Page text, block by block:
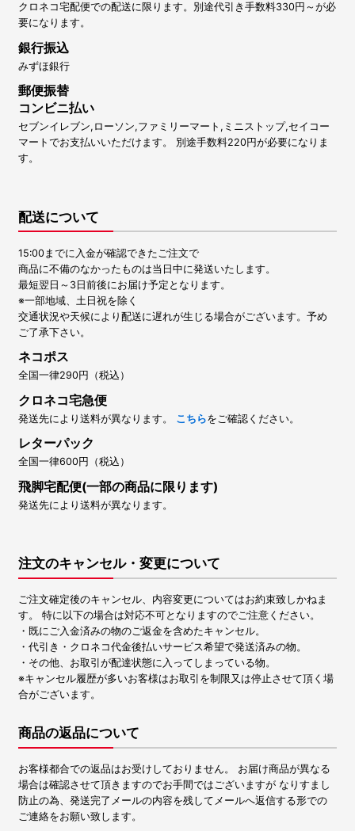
クロネコ宅配便での配送に限ります。別途代引き手数料330円～が必
要になります。
銀行振込
みずほ銀行
郵便振替
コンビニ払い
セブンイレブン,ローソン,ファミリーマート,ミニストップ,セイコー
マートでお支払いいただけます。 別途手数料220円が必要になりま
す。
配送について
15:00までに入金が確認できたご注文で
商品に不備のなかったものは当日中に発送いたします。
最短翌日～3日前後にお届け予定となります。
※一部地域、土日祝を除く
交通状況や天候により配送に遅れが生じる場合がございます。予め
ご了承下さい。
ネコポス
全国一律290円（税込）
クロネコ宅急便
発送先により送料が異なります。 こちらをご確認ください。
レターパック
全国一律600円（税込）
飛脚宅配便(一部の商品に限ります)
発送先により送料が異なります。
注文のキャンセル・変更について
ご注文確定後のキャンセル、内容変更についてはお約束致しかねま
す。 特に以下の場合は対応不可となりますのでご注意ください。
・既にご入金済みの物のご返金を含めたキャンセル。
・代引き・クロネコ代金後払いサービス希望で発送済みの物。
・その他、お取引が配達状態に入ってしまっている物。
※キャンセル履歴が多いお客様はお取引を制限又は停止させて頂く場
合がございます。
商品の返品について
お客様都合での返品はお受けしておりません。 お届け商品が異なる
場合は確認させて頂きますのでお手間ではございますが なりすまし
防止の為、発送完了メールの内容を残してメールへ返信する形での
ご連絡をお願い致します。